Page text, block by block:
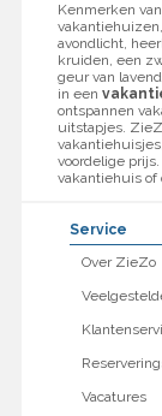
Kenmerken
avondlicht,
kruiden, een
geur van
in een
ontspannen
uitstapjes.
voordelige
vakantiehuis of
Service
Over ZieZo
Vacatures